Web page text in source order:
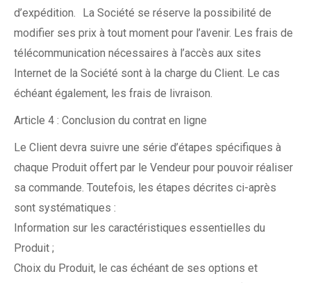
d’expédition. La Société se réserve la possibilité de
modifier ses prix à tout moment pour l’avenir. Les frais de
télécommunication nécessaires à l’accès aux sites
Internet de la Société sont à la charge du Client. Le cas
échéant également, les frais de livraison.
Article 4 : Conclusion du contrat en ligne
Le Client devra suivre une série d’étapes spécifiques à
chaque Produit offert par le Vendeur pour pouvoir réaliser
sa commande. Toutefois, les étapes décrites ci-après
sont systématiques :
Information sur les caractéristiques essentielles du
Produit ;
Choix du Produit, le cas échéant de ses options et